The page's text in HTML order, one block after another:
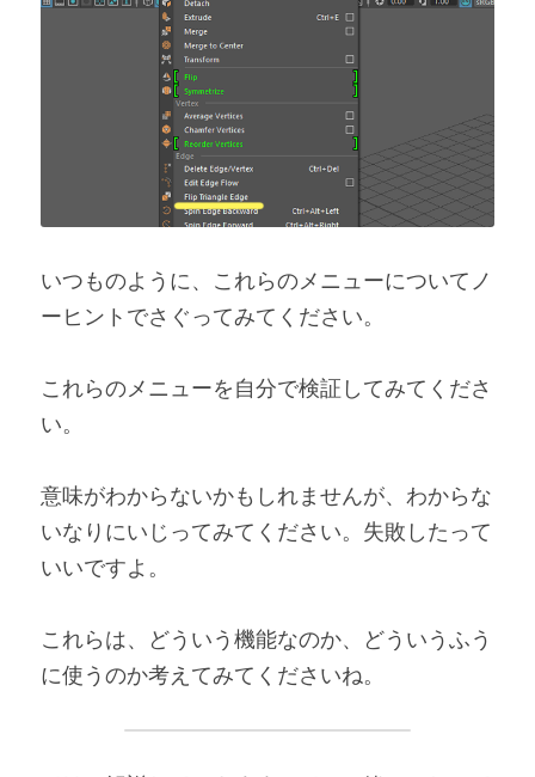
いつものように、これらのメニューについてノ
ーヒントでさぐってみてください。
これらのメニューを自分で検証してみてくださ
い。
意味がわからないかもしれませんが、わからな
いなりにいじってみてください。失敗したって
いいですよ。
これらは、どういう機能なのか、どういうふう
に使うのか考えてみてくださいね。